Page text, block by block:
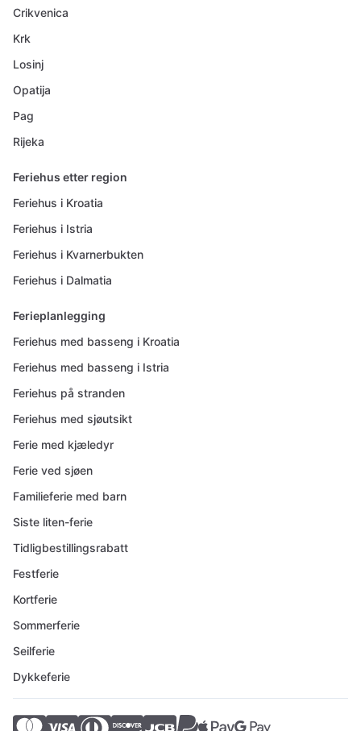
Crikvenica
Krk
Losinj
Opatija
Pag
Rijeka
Feriehus etter region
Feriehus i Kroatia
Feriehus i Istria
Feriehus i Kvarnerbukten
Feriehus i Dalmatia
Ferieplanlegging
Feriehus med basseng i Kroatia
Feriehus med basseng i Istria
Feriehus på stranden
Feriehus med sjøutsikt
Ferie med kjæledyr
Ferie ved sjøen
Familieferie med barn
Siste liten-ferie
Tidligbestillingsrabatt
Festferie
Kortferie
Sommerferie
Seilferie
Dykkeferie